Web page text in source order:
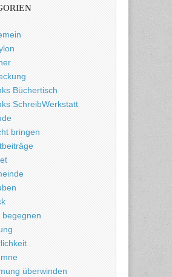
Büchertisch
SchreibWerkstatt
bringen
begegnen
überwinden